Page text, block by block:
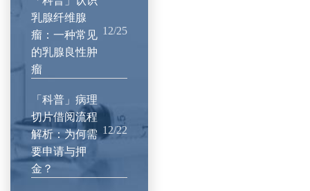
乳腺纤维腺
瘤：一种常见
的乳腺良性肿
瘤
12/25
‌「科普」病理
切片借阅流程
解析：为何需
要申请与押
金？
12/22